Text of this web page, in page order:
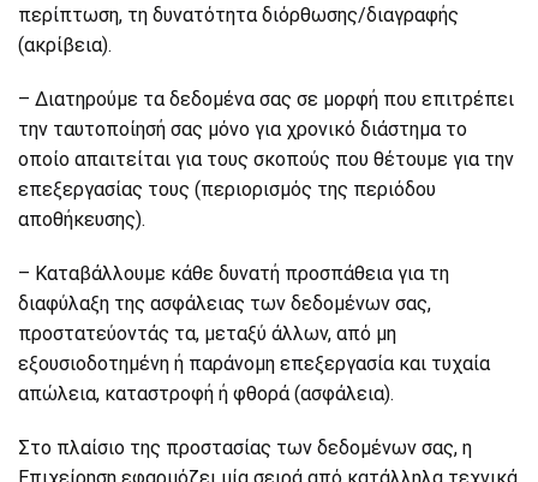
περίπτωση, τη δυνατότητα διόρθωσης/διαγραφής
(ακρίβεια).
– Διατηρούμε τα δεδομένα σας σε μορφή που επιτρέπει
την ταυτοποίησή σας μόνο για χρονικό διάστημα το
οποίο απαιτείται για τους σκοπούς που θέτουμε για την
επεξεργασίας τους (περιορισμός της περιόδου
αποθήκευσης).
– Καταβάλλουμε κάθε δυνατή προσπάθεια για τη
διαφύλαξη της ασφάλειας των δεδομένων σας,
προστατεύοντάς τα, μεταξύ άλλων, από μη
εξουσιοδοτημένη ή παράνομη επεξεργασία και τυχαία
απώλεια, καταστροφή ή φθορά (ασφάλεια).
Στο πλαίσιο της προστασίας των δεδομένων σας, η